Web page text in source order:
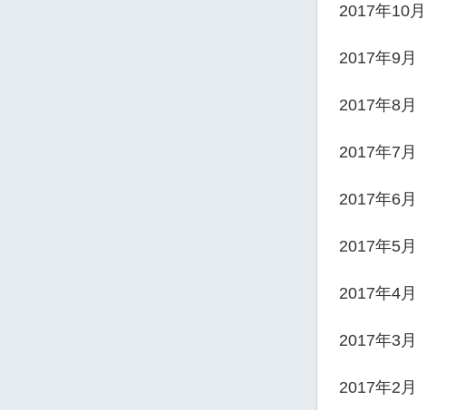
2017年10月
2017年9月
2017年8月
2017年7月
2017年6月
2017年5月
2017年4月
2017年3月
2017年2月